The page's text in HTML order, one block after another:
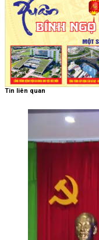
Tin liên quan